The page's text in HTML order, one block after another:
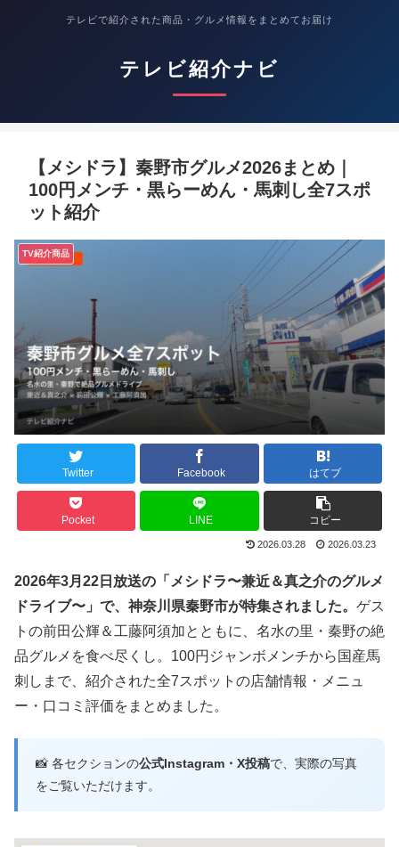
テレビで紹介された商品・グルメ情報をまとめてお届け
テレビ紹介ナビ
【メシドラ】秦野市グルメ2026まとめ｜
100円メンチ・黒らーめん・馬刺し全7スポ
ット紹介
TV紹介商品
Twitter Facebook はてブ
Pocket LINE コピー
2026.03.28 2026.03.23
2026年3月22日放送の「メシドラ〜兼近＆真之介のグルメ
ドライブ〜」で、神奈川県秦野市が特集されました。 ゲス
トの前田公輝＆工藤阿須加とともに、名水の里・秦野の絶
品グルメを食べ尽くし。100円ジャンボメンチから国産馬
刺しまで、紹介された全7スポットの店舗情報・メニュ
ー・口コミ評価をまとめました。
📸 各セクションの公式Instagram・X投稿で、実際の写真
をご覧いただけます。